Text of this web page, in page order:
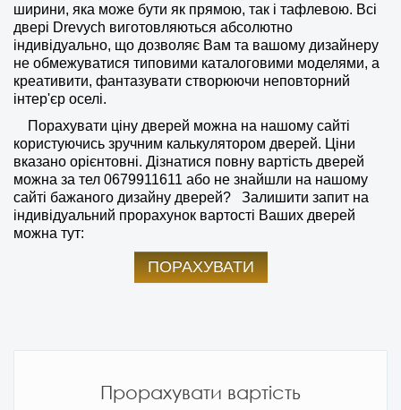
ширини, яка може бути як прямою, так і тафлевою. Всі
двері Drevych виготовляються абсолютно
індивідуально, що дозволяє Вам та вашому дизайнеру
не обмежуватися типовими каталоговими моделями, а
креативити, фантазувати створюючи неповторний
інтер'єр оселі.
Порахувати ціну дверей можна на нашому сайті
користуючись зручним калькулятором дверей. Ціни
вказано орієнтовні. Дізнатися повну вартість дверей
можна за тел 0679911611 або не знайшли на нашому
сайті бажаного дизайну дверей?
Залишити запит на
індивідуальний прорахунок вартості Ваших дверей
можна тут:
ПОРАХУВАТИ
Прорахувати вартість